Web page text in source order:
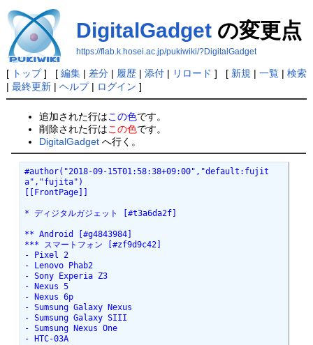
DigitalGadgetの変更点
https://flab.k.hosei.ac.jp/pukiwiki/?DigitalGadget
[ トップ] [ 編集| 差分| 履歴| 添付| リロード ] [ 新規 | 一覧| 検索
| 最終更新| ヘルプ| ログイン ]
追加された行はこの色です。
削除された行はこの色です。
DigitalGadget へ行く。
#author("2018-09-15T01:58:38+09:00","default:fujit
a","fujita")
[[FrontPage]]
* ディジタルガジェット [#t3a6da2f]
** Android [#g4843984]
*** スマートフォン [#zf9d9c42]
- Pixel 2
- Lenovo Phab2
- Sony Experia Z3
- Nexus 5
- Nexus 6p
- Sumsung Galaxy Nexus
- Sumsung Galaxy SIII
- Sumsung Nexus One
- HTC-03A